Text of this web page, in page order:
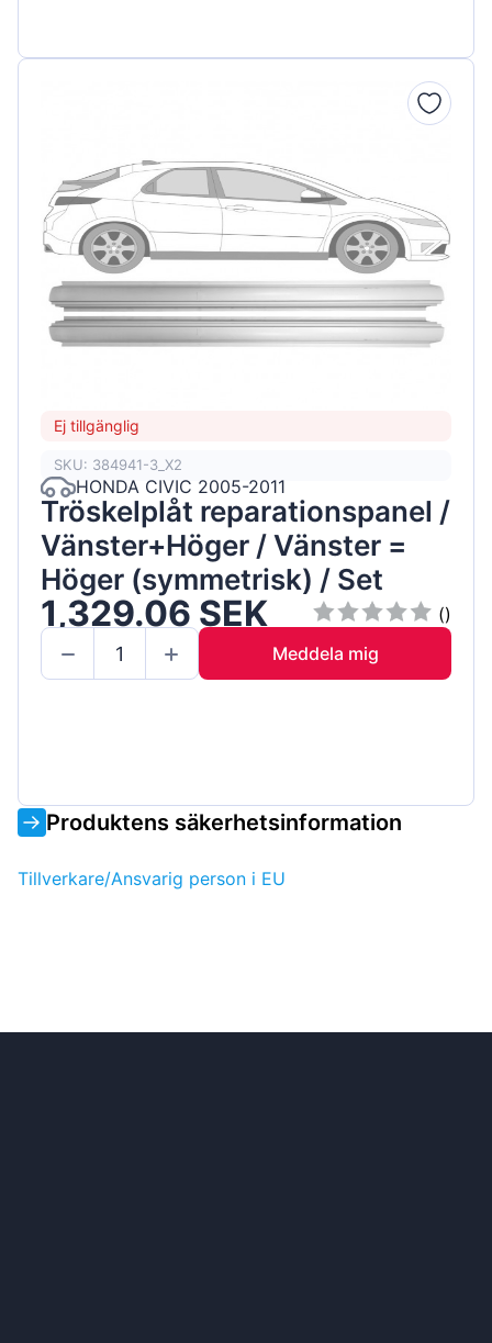
Ej tillgänglig
SKU: 384941-3_X2
HONDA CIVIC 2005-2011
Tröskelplåt reparationspanel /
Vänster+Höger / Vänster =
Höger (symmetrisk) / Set
1,329.06 SEK
()
Meddela mig
Produktens säkerhetsinformation
Tillverkare/Ansvarig person i EU